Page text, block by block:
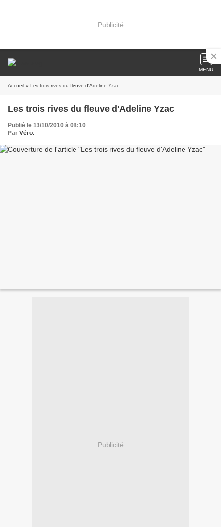
Publicité
MENU
Accueil » Les trois rives du fleuve d'Adeline Yzac
Les trois rives du fleuve d'Adeline Yzac
Publié le 13/10/2010 à 08:10
Par Véro.
Publicité